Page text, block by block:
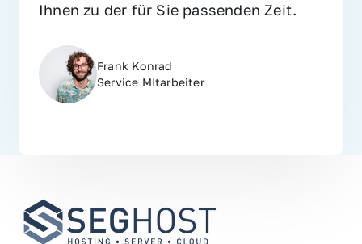
Ihnen zu der für Sie passenden Zeit.
Frank Konrad
Service MItarbeiter